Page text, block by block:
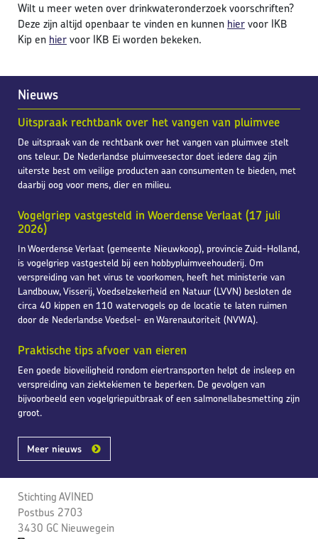
Nieuws
Uitspraak rechtbank over het vangen van pluimvee
De uitspraak van de rechtbank over het vangen van pluimvee stelt
ons teleur. De Nederlandse pluimveesector doet iedere dag zijn
uiterste best om veilige producten aan consumenten te bieden, met
daarbij oog voor mens, dier en milieu.
Vogelgriep vastgesteld in Woerdense Verlaat (17 juli
2026)
In Woerdense Verlaat (gemeente Nieuwkoop), provincie Zuid-Holland,
is vogelgriep vastgesteld bij een hobbypluimveehouderij. Om
verspreiding van het virus te voorkomen, heeft het ministerie van
Landbouw, Visserij, Voedselzekerheid en Natuur (LVVN) besloten de
circa 40 kippen en 110 watervogels op de locatie te laten ruimen
door de Nederlandse Voedsel- en Warenautoriteit (NVWA).
Praktische tips afvoer van eieren
Een goede bioveiligheid rondom eiertransporten helpt de insleep en
verspreiding van ziektekiemen te beperken. De gevolgen van
bijvoorbeeld een vogelgriepuitbraak of een salmonellabesmetting zijn
groot.
Meer nieuws
Stichting AVINED
Postbus 2703
3430 GC Nieuwegein
Wilt u meer weten over drinkwateronderzoek voorschriften?
Deze zijn altijd openbaar te vinden en kunnen hiervoor IKB
Kip en hiervoor IKB Ei worden bekeken.